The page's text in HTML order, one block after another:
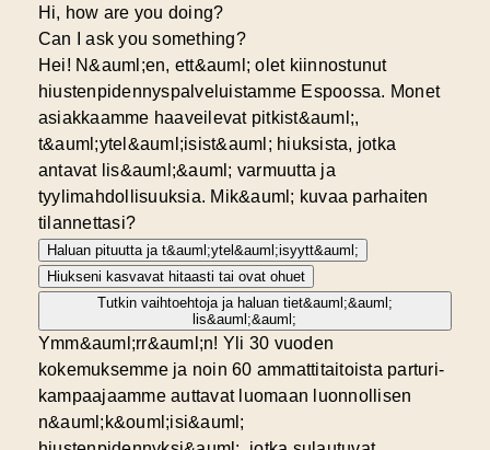
Hi, how are you doing?
Can I ask you something?
Hei! N&auml;en, ett&auml; olet kiinnostunut
hiustenpidennyspalveluistamme Espoossa. Monet
asiakkaamme haaveilevat pitkist&auml;,
t&auml;ytel&auml;isist&auml; hiuksista, jotka
antavat lis&auml;&auml; varmuutta ja
tyylimahdollisuuksia. Mik&auml; kuvaa parhaiten
tilannettasi?
Haluan pituutta ja t&auml;ytel&auml;isyytt&auml;
Hiukseni kasvavat hitaasti tai ovat ohuet
Tutkin vaihtoehtoja ja haluan tiet&auml;&auml;
lis&auml;&auml;
Ymm&auml;rr&auml;n! Yli 30 vuoden
kokemuksemme ja noin 60 ammattitaitoista parturi-
kampaajaamme auttavat luomaan luonnollisen
n&auml;k&ouml;isi&auml;